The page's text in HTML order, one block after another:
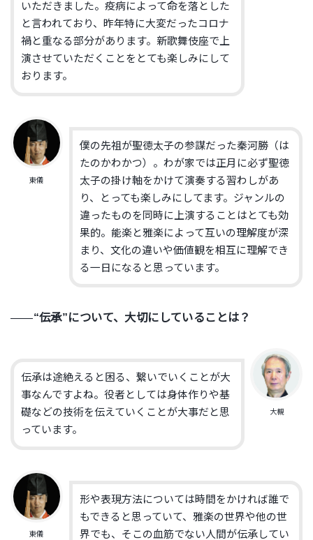
いただきました。疫病によって命を落とした
と言われており、昨年特に大変だったコロナ
禍と重なる部分があります。新歌舞伎座で上
演させていただくことをとても楽しみにして
おります。
東儀
僕の先祖が聖徳太子の参謀だった秦河勝（は
たのかわかつ）。わが家では正月に必ず聖徳
太子の掛け軸をかけて演奏する習わしがあ
り、とっても楽しみにしてます。ジャンルの
違ったものを同時に上演することはとても効
果的。能楽と雅楽によって互いの理解度が深
まり、文化の違いや価値観を相互に理解でき
る一日になると思っています。
――“伝承”について、大切にしていることは？
大槻
伝承は途絶えると困る、繋いでいくことが大
事なんですよね。役者としては身体作りや基
礎などの技術を伝えていくことが大事だと思
っています。
東儀
形や表現方法については時間をかければ誰で
もできると思っていて、雅楽の世界や他の世
界でも、そこの血筋でない人間が伝承してい